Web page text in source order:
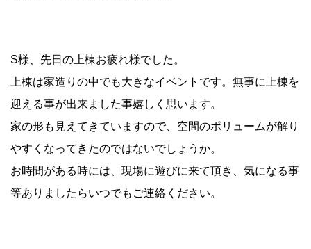
S様、先日の上棟お疲れ様でした。
上棟は家造りの中でも大きなイベントです。無事に上棟を
迎える事が出来ました事嬉しく思います。
家の形も見えてきていますので、空間のボリュームが解り
やすくなってきたのではないでしょうか。
お時間がある時には、現場に遊びに来て頂き、気になる事
等ありましたらいつでもご連絡ください。